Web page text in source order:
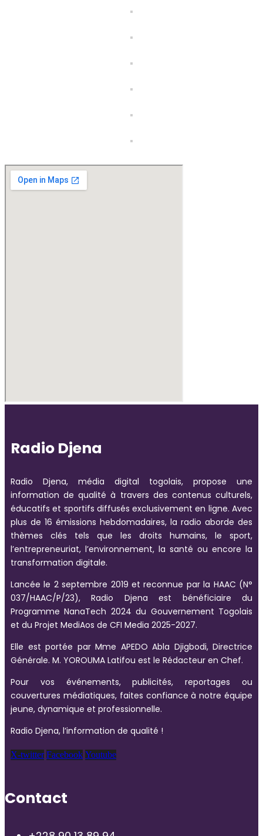
Radio Djena
Radio Djena, média digital togolais, propose une
information de qualité à travers des contenus culturels,
éducatifs et sportifs diffusés exclusivement en ligne. Avec
plus de 16 émissions hebdomadaires, la radio aborde des
thèmes clés tels que les droits humains, le sport,
l’entrepreneuriat, l’environnement, la santé ou encore la
transformation digitale.
Lancée le 2 septembre 2019 et reconnue par la HAAC (N°
037/HAAC/P/23), Radio Djena est bénéficiaire du
Programme NanaTech 2024 du Gouvernement Togolais
et du Projet MediAos de CFI Media 2025-2027.
Elle est portée par Mme APEDO Abla Djigbodi, Directrice
Générale. M. YOROUMA Latifou est le Rédacteur en Chef.
Pour vos événements, publicités, reportages ou
couvertures médiatiques, faites confiance à notre équipe
jeune, dynamique et professionnelle.
Radio Djena, l’information de qualité !
X-twitter Facebook Youtube
Contact